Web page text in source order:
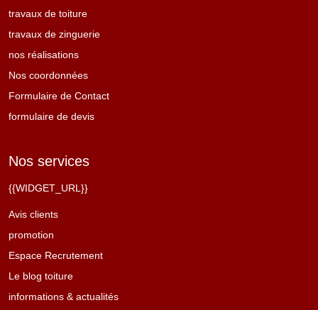
travaux de toiture
travaux de zinguerie
nos réalisations
Nos coordonnées
Formulaire de Contact
formulaire de devis
Nos services
{{WIDGET_URL}}
Avis clients
promotion
Espace Recrutement
Le blog toiture
informations & actualités